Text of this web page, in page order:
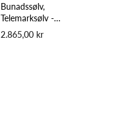
Bunadssølv,
Telemarksølv -
Halsring, Forgylt
2.865,00 kr